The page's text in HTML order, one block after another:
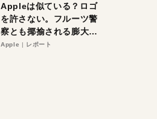
Appleは似ている？ロゴ
を許さない。フルーツ警
察とも揶揄される膨大な
異議申し立て。対象は非
Apple レポート